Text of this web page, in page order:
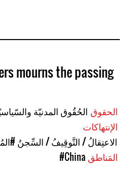
mourns the passing
#الحُقُوق المدنيّة
#الاعتِقالُ / التَّوقِيفُ / السِّجنُ
#China